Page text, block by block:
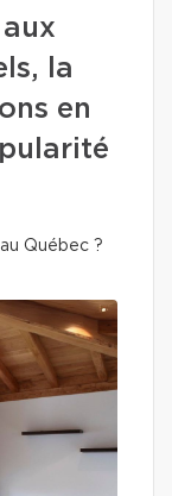
la
en
Québec ?